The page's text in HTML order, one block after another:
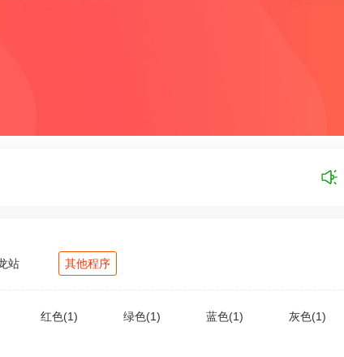
站 其他程序
红色(1) 绿色(1) 蓝色(1) 灰色(1)